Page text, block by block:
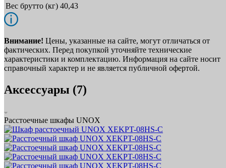
Вес брутто (кг) 40,43
Внимание! Цены, указанные на сайте, могут отличаться от
фактических. Перед покупкой уточняйте технические
характеристики и комплектацию. Информация на сайте носит
справочный характер и не является публичной офертой.
Аксессуары (7)
Расстоечные шкафы UNOX